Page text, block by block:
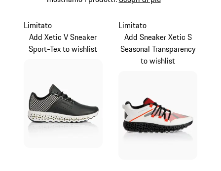
Limitato
Add Xetic V Sneaker
Sport-Tex to wishlist
Limitato
Add Sneaker Xetic S
Seasonal Transparency
to wishlist